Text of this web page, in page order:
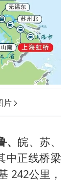
片
、皖、苏、
中正线桥梁
242公里，